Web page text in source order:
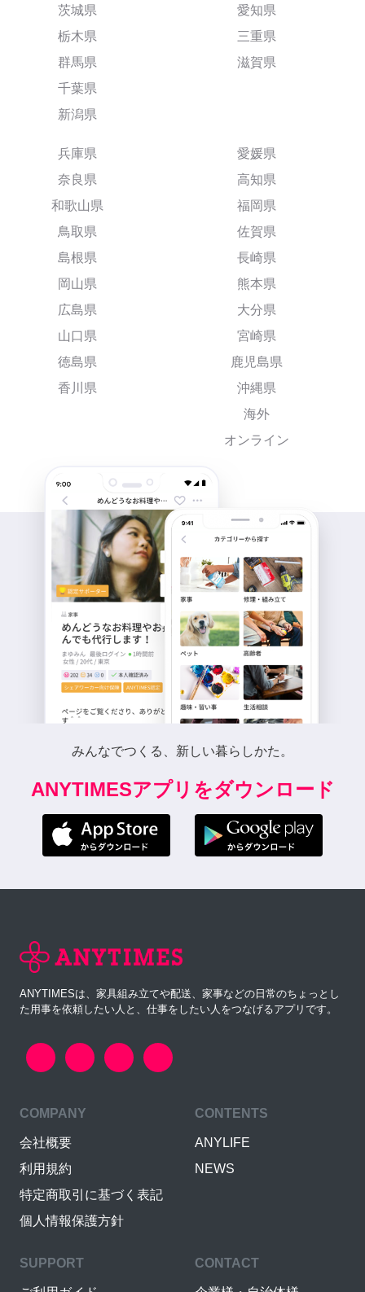
茨城県
栃木県
群馬県
千葉県
新潟県
愛知県
三重県
滋賀県
兵庫県
奈良県
和歌山県
鳥取県
島根県
岡山県
広島県
山口県
徳島県
香川県
愛媛県
高知県
福岡県
佐賀県
長崎県
熊本県
大分県
宮崎県
鹿児島県
沖縄県
海外
オンライン
みんなでつくる、新しい暮らしかた。
ANYTIMESアプリをダウンロード
ANYTIMESは、家具組み立てや配送、家事などの日常のちょっとし
た用事を依頼したい人と、仕事をしたい人をつなげるアプリです。
COMPANY
会社概要
利用規約
特定商取引に基づく表記
個人情報保護方針
CONTENTS
ANYLIFE
NEWS
SUPPORT CONTACT